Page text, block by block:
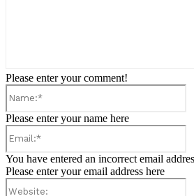
Please enter your comment!
Please enter your name here
You have entered an incorrect email
Please enter your email address here